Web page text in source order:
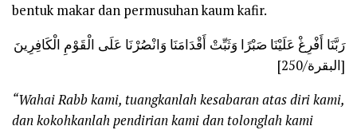
bentuk makar dan permusuhan kaum kafir.
رَبَّنَا أَفْرِغْ عَلَيْنَا صَبْرًا وَثَبِّتْ أَقْدَامَنَا وَانْصُرْنَا عَلَى الْقَوْمِ الْكَافِرِينَ
[البقرة/250]
“Wahai Rabb kami, tuangkanlah kesabaran atas diri kami,
dan kokohkanlah pendirian kami dan tolonglah kami